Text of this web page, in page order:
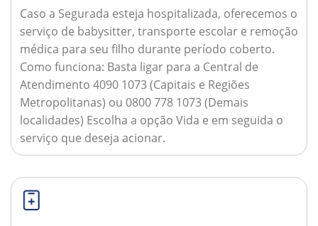
Caso a Segurada esteja hospitalizada, oferecemos o
serviço de babysitter, transporte escolar e remoção
médica para seu filho durante período coberto.
Como funciona: Basta ligar para a Central de
Atendimento 4090 1073 (Capitais e Regiões
Metropolitanas) ou 0800 778 1073 (Demais
localidades) Escolha a opção Vida e em seguida o
serviço que deseja acionar.